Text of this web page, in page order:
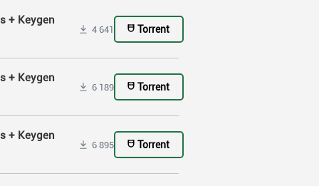
+ Keygen
4 641 Torrent
+ Keygen
6 189 Torrent
+ Keygen
6 895 Torrent